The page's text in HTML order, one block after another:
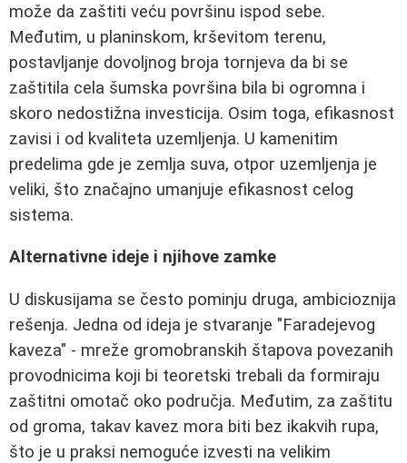
može da zaštiti veću površinu ispod sebe.
Međutim, u planinskom, krševitom terenu,
postavljanje dovoljnog broja tornjeva da bi se
zaštitila cela šumska površina bila bi ogromna i
skoro nedostižna investicija. Osim toga, efikasnost
zavisi i od kvaliteta uzemljenja. U kamenitim
predelima gde je zemlja suva, otpor uzemljenja je
veliki, što značajno umanjuje efikasnost celog
sistema.
Alternativne ideje i njihove zamke
U diskusijama se često pominju druga, ambicioznija
rešenja. Jedna od ideja je stvaranje "Faradejevog
kaveza" - mreže gromobranskih štapova povezanih
provodnicima koji bi teoretski trebali da formiraju
zaštitni omotač oko područja. Međutim, za zaštitu
od groma, takav kavez mora biti bez ikakvih rupa,
što je u praksi nemoguće izvesti na velikim